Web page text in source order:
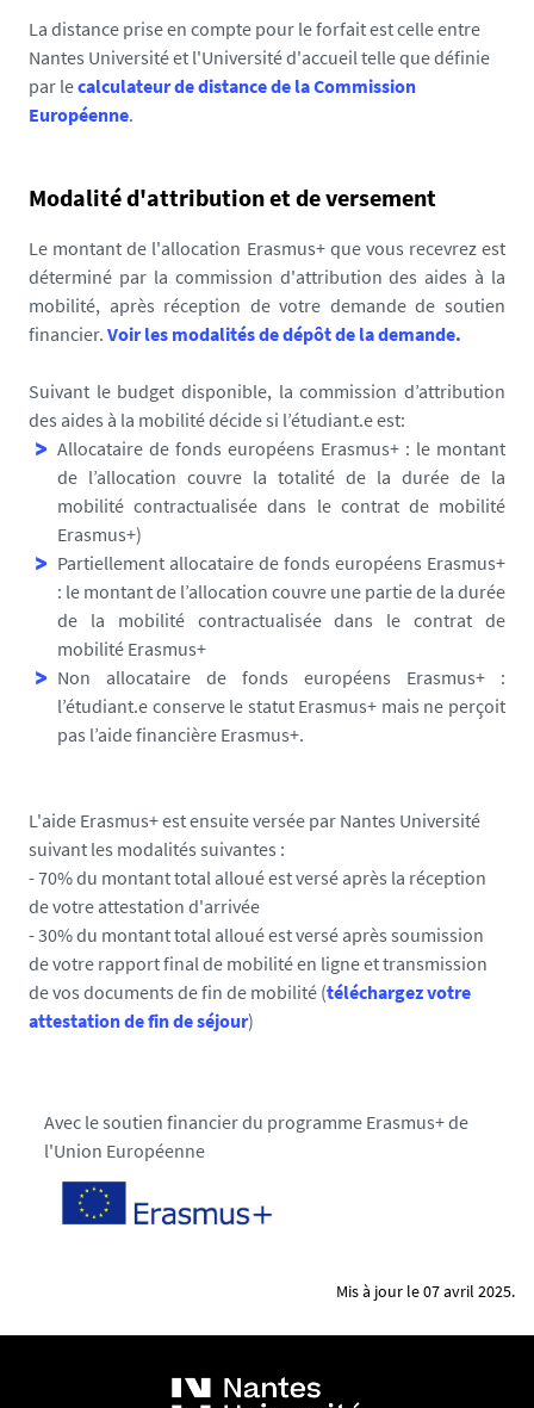
La distance prise en compte pour le forfait est celle entre
Nantes Université et l'Université d'accueil telle que définie
par lecalculateur de distance de la Commission
Européenne.
Modalité d'attribution et de versement
Le montant de l'allocation Erasmus+ que vous recevrez est
déterminé par la commission d'attribution des aides à la
mobilité, après réception de votre demande de soutien
financier. Voir les modalités de dépôt de la demande.
Suivant le budget disponible, la commission d’attribution
des aides à la mobilité décide si l’étudiant.e est:
Allocataire de fonds européens Erasmus+ : le montant
de l’allocation couvre la totalité de la durée de la
mobilité contractualisée dans le contrat de mobilité
Erasmus+)
Partiellement allocataire de fonds européens Erasmus+
: le montant de l’allocation couvre une partie de la durée
de la mobilité contractualisée dans le contrat de
mobilité Erasmus+
Non allocataire de fonds européens Erasmus+ :
l’étudiant.e conserve le statut Erasmus+ mais ne perçoit
pas l’aide financière Erasmus+.
L'aide Erasmus+ est ensuite versée par Nantes Université
suivant les modalités suivantes :
- 70% du montant total alloué est versé après la réception
de votre attestation d'arrivée
- 30% du montant total alloué est versé après soumission
de votre rapport final de mobilité en ligne et transmission
de vos documents de fin de mobilité (téléchargez votre
attestation de fin de séjour)
Avec le soutien financier du programme Erasmus+ de
l'Union Européenne
Mis à jour le 07 avril 2025.